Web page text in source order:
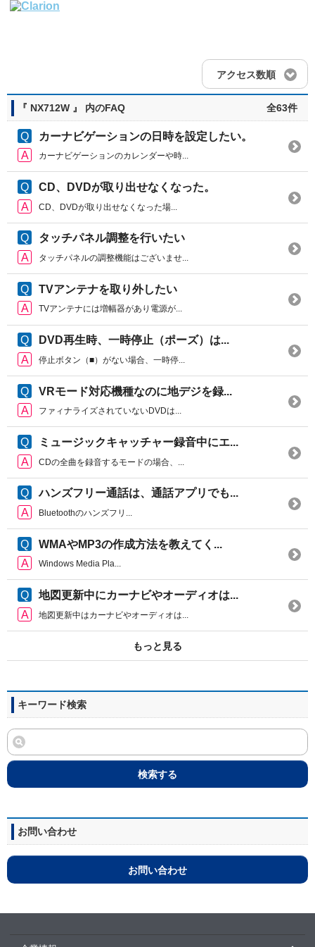
アクセス数順
『 NX712W 』 内のFAQ 全63件
カーナビゲーションの日時を設定したい。
カーナビゲーションのカレンダーや時...
CD、DVDが取り出せなくなった。
CD、DVDが取り出せなくなった場...
タッチパネル調整を行いたい
タッチパネルの調整機能はございませ...
TVアンテナを取り外したい
TVアンテナには増幅器があり電源が...
DVD再生時、一時停止（ポーズ）は...
停止ボタン（■）がない場合、一時停...
VRモード対応機種なのに地デジを録...
ファィナライズされていないDVDは...
ミュージックキャッチャー録音中にエ...
CDの全曲を録音するモードの場合、...
ハンズフリー通話は、通話アプリでも...
Bluetoothのハンズフリ...
WMAやMP3の作成方法を教えてく...
Windows Media Pla...
地図更新中にカーナビやオーディオは...
地図更新中はカーナビやオーディオは...
もっと見る
キーワード検索
検索する
お問い合わせ
お問い合わせ